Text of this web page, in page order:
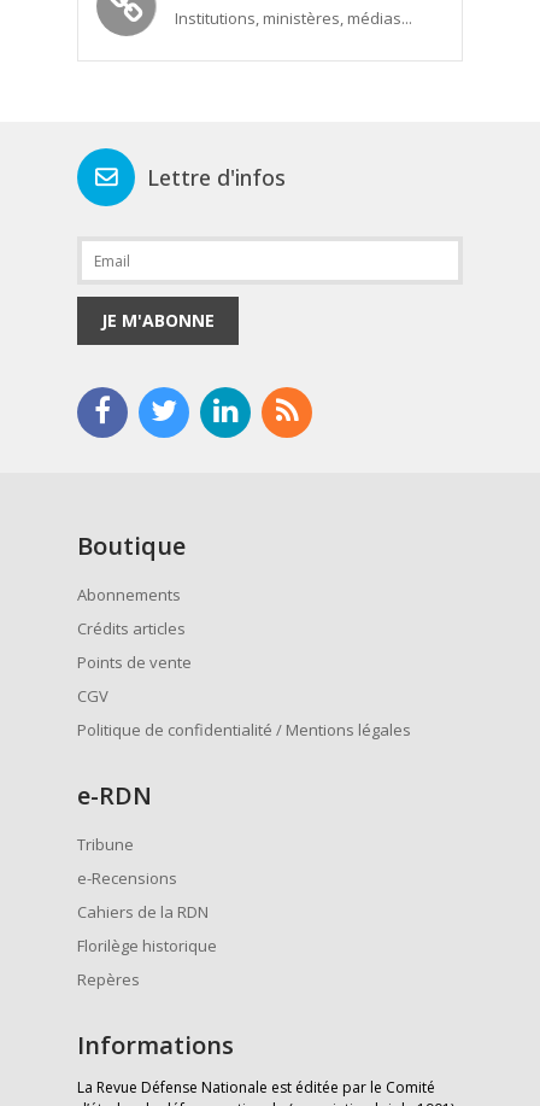
Institutions, ministères, médias...
Lettre d'infos
JE M'ABONNE
Boutique
Abonnements
Crédits articles
Points de vente
CGV
Politique de confidentialité / Mentions légales
e-RDN
Tribune
e-Recensions
Cahiers de la RDN
Florilège historique
Repères
Informations
La Revue Défense Nationale est éditée par le Comité